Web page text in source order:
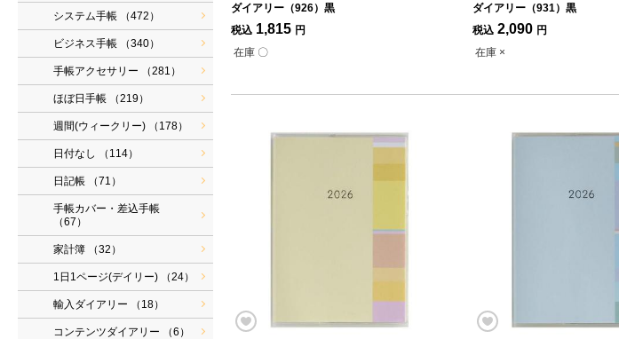
システム手帳 （472）
ビジネス手帳 （340）
手帳アクセサリー （281）
ほぼ日手帳 （219）
週間(ウィークリー) （178）
日付なし （114）
日記帳 （71）
手帳カバー・差込手帳
（67）
家計簿 （32）
1日1ページ(デイリー) （24）
輸入ダイアリー （18）
コンテンツダイアリー （6）
ダイアリー（926）黒
税込 1,815 円
在庫 〇
ダイアリー（931）黒
税込 2,090 円
在庫 ×